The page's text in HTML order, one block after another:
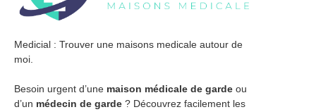
Medicial : Trouver une maisons medicale autour de
moi.
Besoin urgent d’une maison médicale de garde ou
d’un médecin de garde ? Découvrez facilement les